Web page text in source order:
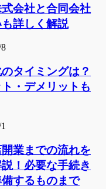
会社と合同会社
詳しく解説
タイミングは？
ト・デメリットも
業までの流れを
！必要な手続き
するものまで